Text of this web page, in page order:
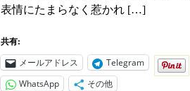
表情にたまらなく惹かれ […]
共有:
メールアドレス Telegram
WhatsApp
その他